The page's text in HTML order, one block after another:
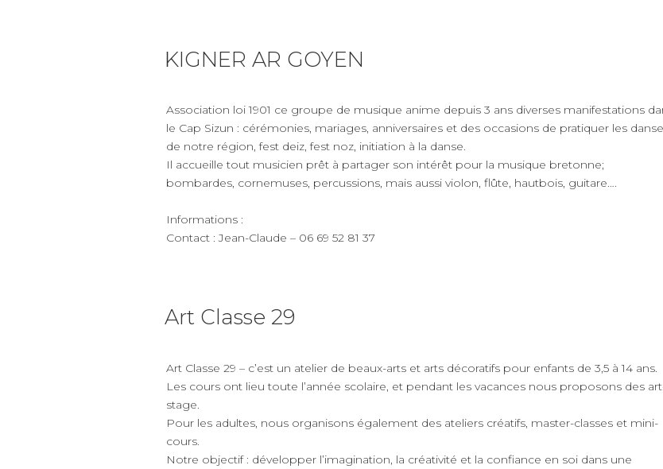
KIGNER AR GOYEN
Association loi 1901 ce groupe de musique anime depuis 3 ans diverses manifestations
le Cap Sizun : cérémonies, mariages, anniversaires et des occasions de pratiquer les
de notre région, fest deiz, fest noz, initiation à la danse.
Il accueille tout musicien prêt à partager son intérêt pour la musique bretonne;
bombardes, cornemuses, percussions, mais aussi violon, flûte, hautbois, guitare….
Informations :
Contact : Jean-Claude – 06 69 52 81 37
Art Classe 29
Art Classe 29 – c’est un atelier de beaux-arts et arts décoratifs pour enfants de 3,5 à 14 ans.
Les cours ont lieu toute l’année scolaire, et pendant les vacances nous proposons des
stage.
Pour les adultes, nous organisons également des ateliers créatifs, master-classes et mini-
cours.
Notre objectif : développer l’imagination, la créativité et la confiance en soi dans une